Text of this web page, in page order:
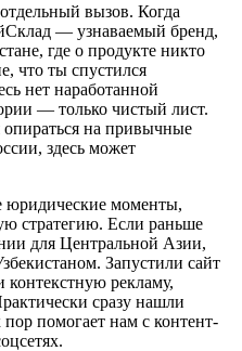
вызов. Когда
— узнаваемый бренд,
где о продукте никто
что ты спустился
нет наработанной
— только чистый лист.
на привычные
здесь может
юридические моменты,
стратегию. Если раньше
для Центральной Азии,
Запустили сайт
контекстную рекламу,
сразу нашли
помогает нам с контент-